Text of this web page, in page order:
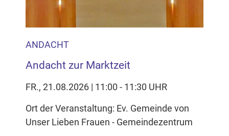
ANDACHT
Andacht zur Marktzeit
FR., 21.08.2026 | 11:00 - 11:30 UHR
Ort der Veranstaltung: Ev. Gemeinde von
Unser Lieben Frauen - Gemeindezentrum